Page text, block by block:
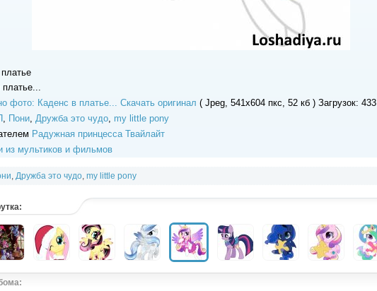
Скачать оригинал ( Jpeg, 541x604 пкс, 52 кб ) Загрузок: 433
, Пони, Дружба это чудо, my little pony
Радужная принцесса Твайлайт
из мультиков и фильмов
Дружба это чудо, my little pony